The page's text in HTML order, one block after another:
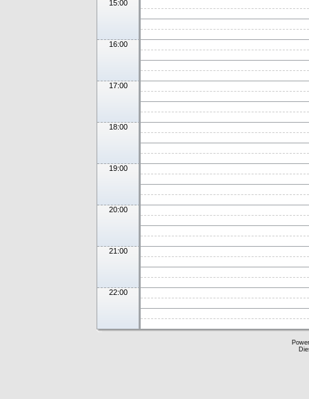
15:00
16:00
17:00
18:00
19:00
20:00
21:00
22:00